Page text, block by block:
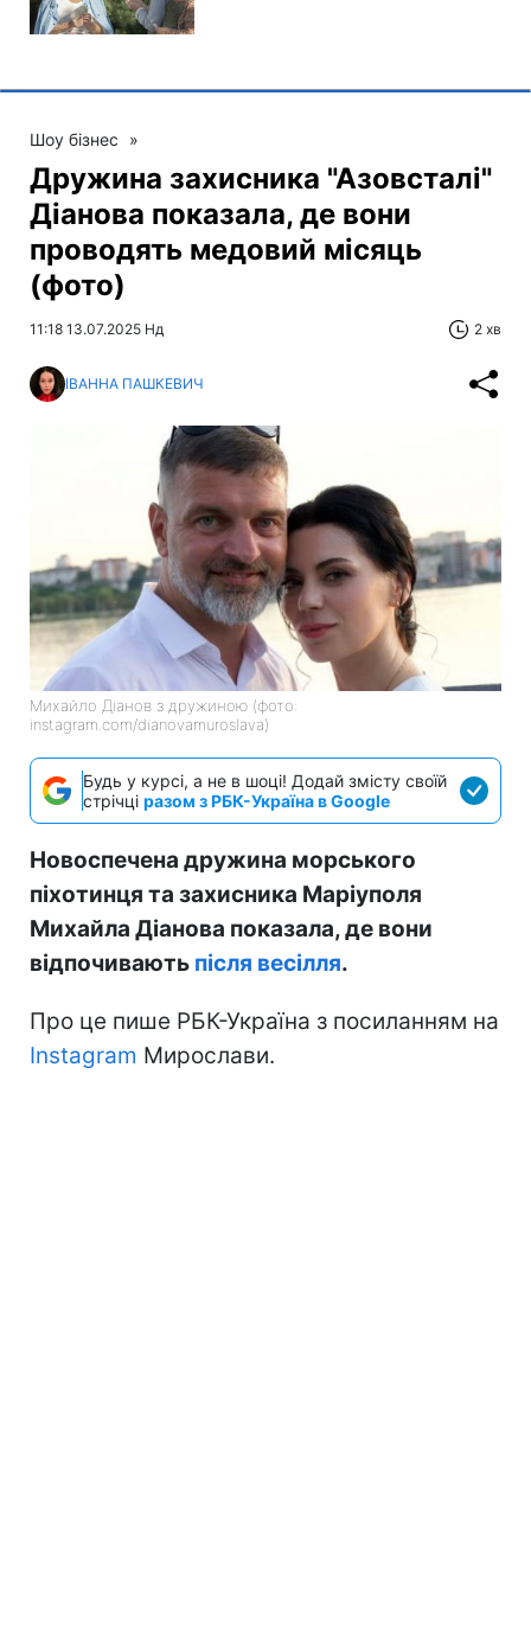
Шоу бізнес »
Дружина захисника "Азовсталі"
Діанова показала, де вони
проводять медовий місяць
(фото)
11:18 13.07.2025 Нд 2 хв
ІВАННА ПАШКЕВИЧ
Михайло Діанов з дружиною (фото:
instagram.com/dianovamuroslava)
Будь у курсі, а не в шоці! Додай змісту своїй
стрічці разом з РБК-Україна в Google
Новоспечена дружина морського
піхотинця та захисника Маріуполя
Михайла Діанова показала, де вони
відпочивають після весілля.
Про це пише РБК-Україна з посиланням на
Instagram Мирослави.